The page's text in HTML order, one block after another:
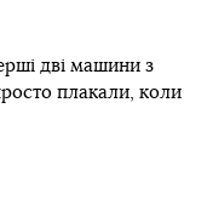
дві машини з
плакали, коли